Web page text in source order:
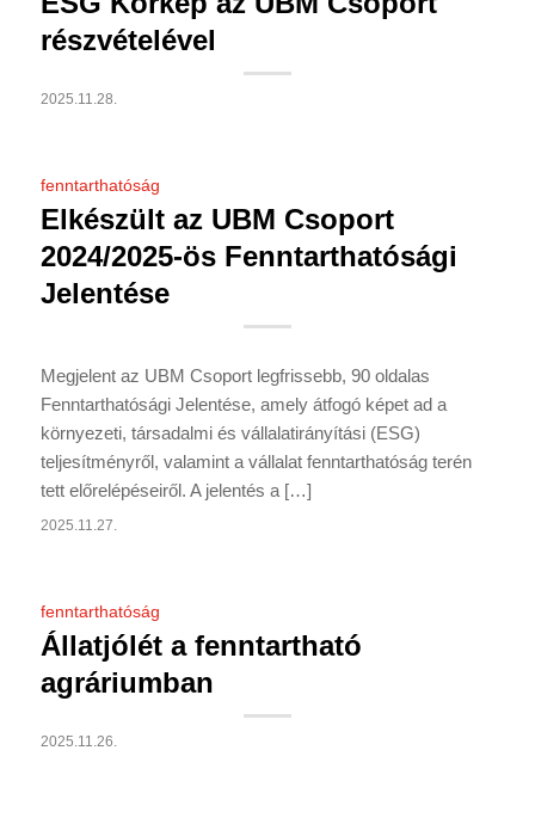
részvételével
2025.11.28.
fenntarthatóság
Elkészült az UBM Csoport
2024/2025-ös Fenntarthatósági
Jelentése
Megjelent az UBM Csoport legfrissebb, 90 oldalas
Fenntarthatósági Jelentése, amely átfogó képet ad a
környezeti, társadalmi és vállalatirányítási (ESG)
teljesítményről, valamint a vállalat fenntarthatóság terén
tett előrelépéseiről. A jelentés a […]
2025.11.27.
fenntarthatóság
Állatjólét a fenntartható
agráriumban
2025.11.26.